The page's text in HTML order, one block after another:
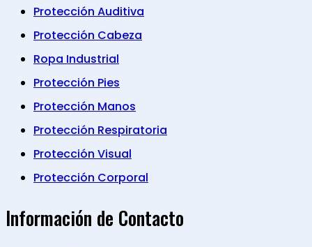
Protección Auditiva
Protección Cabeza
Ropa Industrial
Protección Pies
Protección Manos
Protección Respiratoria
Protección Visual
Protección Corporal
Información de Contacto